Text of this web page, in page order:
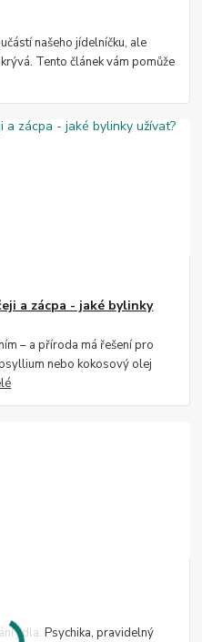
našeho jídelníčku, ale
Tento článek vám pomůže
a zácpa - jaké bylinky
– a příroda má řešení pro
nebo kokosový olej
jídla. Psychika, pravidelný